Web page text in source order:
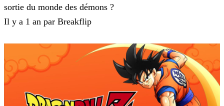
sortie du monde des démons ?
Il y a 1 an par Breakflip